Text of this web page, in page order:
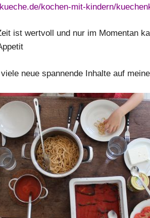
kochen-mit-kindern/
ist wertvoll und nur im Momentan
neue spannende Inhalte auf